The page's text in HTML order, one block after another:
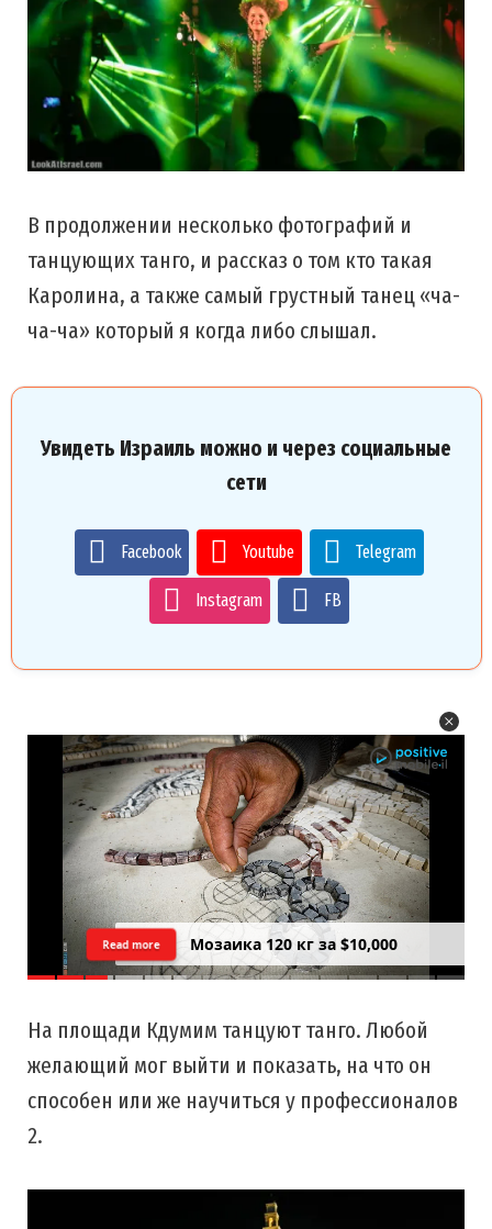
В продолжении несколько фотографий и
танцующих танго, и рассказ о том кто такая
Каролина, а также самый грустный танец «ча-
ча-ча» который я когда либо слышал.
Увидеть Израиль можно и через социальные
сети
Facebook Youtube Telegram
Instagram FB
Цреда — Самарийский вид на
закатний Тель Авив
Read more
На площади Кдумим танцуют танго. Любой
желающий мог выйти и показать, на что он
способен или же научиться у профессионалов
2.